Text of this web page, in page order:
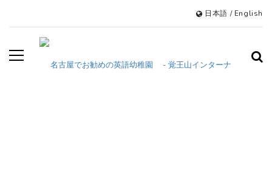
日本語 / English